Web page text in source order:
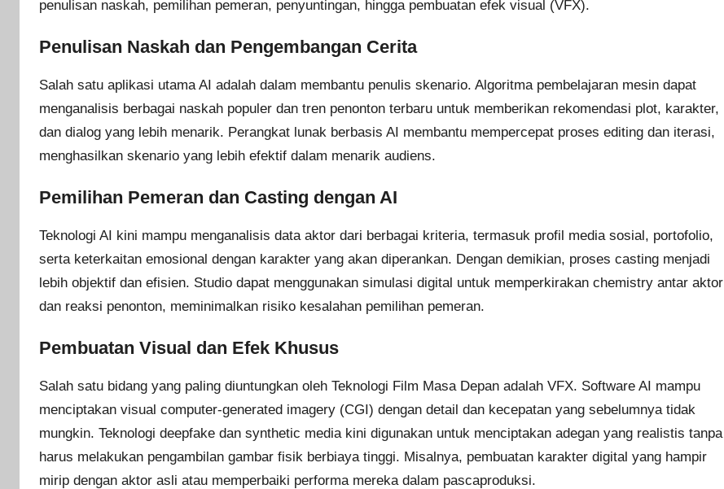
penulisan naskah, pemilihan pemeran, penyuntingan, hingga pembuatan efek visual (VFX).
Penulisan Naskah dan Pengembangan Cerita
Salah satu aplikasi utama AI adalah dalam membantu penulis skenario. Algoritma pembelajaran mesin dapat
menganalisis berbagai naskah populer dan tren penonton terbaru untuk memberikan rekomendasi plot, karakter,
dan dialog yang lebih menarik. Perangkat lunak berbasis AI membantu mempercepat proses editing dan iterasi,
menghasilkan skenario yang lebih efektif dalam menarik audiens.
Pemilihan Pemeran dan Casting dengan AI
Teknologi AI kini mampu menganalisis data aktor dari berbagai kriteria, termasuk profil media sosial, portofolio,
serta keterkaitan emosional dengan karakter yang akan diperankan. Dengan demikian, proses casting menjadi
lebih objektif dan efisien. Studio dapat menggunakan simulasi digital untuk memperkirakan chemistry antar aktor
dan reaksi penonton, meminimalkan risiko kesalahan pemilihan pemeran.
Pembuatan Visual dan Efek Khusus
Salah satu bidang yang paling diuntungkan oleh Teknologi Film Masa Depan adalah VFX. Software AI mampu
menciptakan visual computer-generated imagery (CGI) dengan detail dan kecepatan yang sebelumnya tidak
mungkin. Teknologi deepfake dan synthetic media kini digunakan untuk menciptakan adegan yang realistis tanpa
harus melakukan pengambilan gambar fisik berbiaya tinggi. Misalnya, pembuatan karakter digital yang hampir
mirip dengan aktor asli atau memperbaiki performa mereka dalam pascaproduksi.